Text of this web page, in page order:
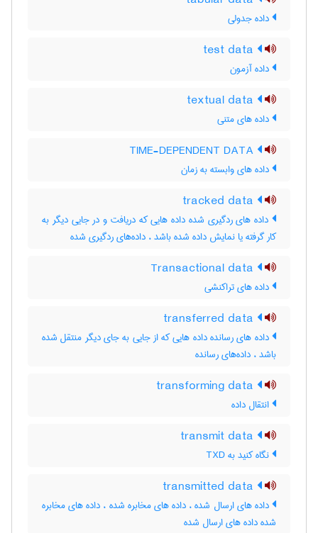
داده جدولی
داده آزمون
داده های متنی
داده های وابسته به زمان
داده های ردگیری شده داده هایی که دریافت و در جایی دیگر به
کار گرفته یا نمایش داده شده باشد ، داده‌های ردگیری شده
داده های تراکنشی
داده های رسانده داده هایی که از جایی به جای دیگر منتقل شده
باشد ، داده‌های رسانده
انتقال داده
نگاه کنید به ‎ TXD
داده های ارسال شده ، داده های مخابره شده ، داده های مخابره
شده داده های ارسال شده